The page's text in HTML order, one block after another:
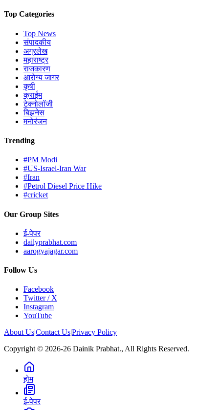
Top Categories
Top News
संपादकीय
अग्रलेख
महाराष्ट्र
राजकारण
आरोग्य जागर
कृषी
क्राईम
टेक्नोलॉजी
बिझनेस
मनोरंजन
Trending
#PM Modi
#US-Israel-Iran War
#Iran
#Petrol Diesel Price Hike
#cricket
Our Group Sites
ई-पेपर
dailyprabhat.com
aarogyajagar.com
Follow Us
Facebook
Twitter / X
Instagram
YouTube
About Us|Contact Us|Privacy Policy
Copyright © 2026-26 Dainik Prabhat., All Rights Reserved.
होम
ई-पेपर